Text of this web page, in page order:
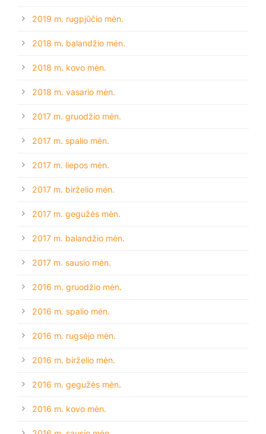
2019 m. rugpjūčio mėn.
2018 m. balandžio mėn.
2018 m. kovo mėn.
2018 m. vasario mėn.
2017 m. gruodžio mėn.
2017 m. spalio mėn.
2017 m. liepos mėn.
2017 m. birželio mėn.
2017 m. gegužės mėn.
2017 m. balandžio mėn.
2017 m. sausio mėn.
2016 m. gruodžio mėn.
2016 m. spalio mėn.
2016 m. rugsėjo mėn.
2016 m. birželio mėn.
2016 m. gegužės mėn.
2016 m. kovo mėn.